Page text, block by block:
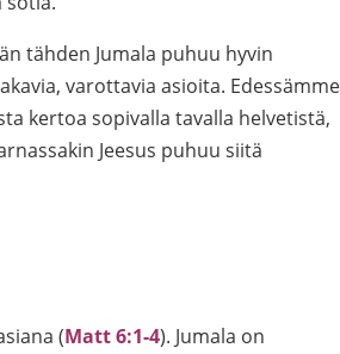
tähden Jumala puhuu hyvin
varottavia asioita. Edessämme
kertoa sopivalla tavalla helvetistä,
Jeesus puhuu siitä
(Matt 6:1-4). Jumala on